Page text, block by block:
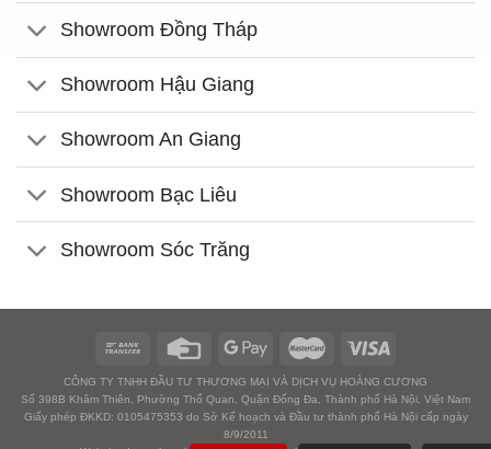
Showroom Đồng Tháp
Showroom Hậu Giang
Showroom An Giang
Showroom Bạc Liêu
Showroom Sóc Trăng
CÔNG TY TNHH ĐẦU TƯ THƯƠNG MẠI VÀ DỊCH VỤ HOÀNG CƯƠNG
Số 398B Khâm Thiên, Phường Thổ Quan, Quận Đống Đa, Thành phố Hà Nội, Việt Nam
Giấy phép ĐKKD: 0105475353 do Sở Kế hoạch và Đầu tư thành phố Hà Nội cấp ngày
8/9/2011